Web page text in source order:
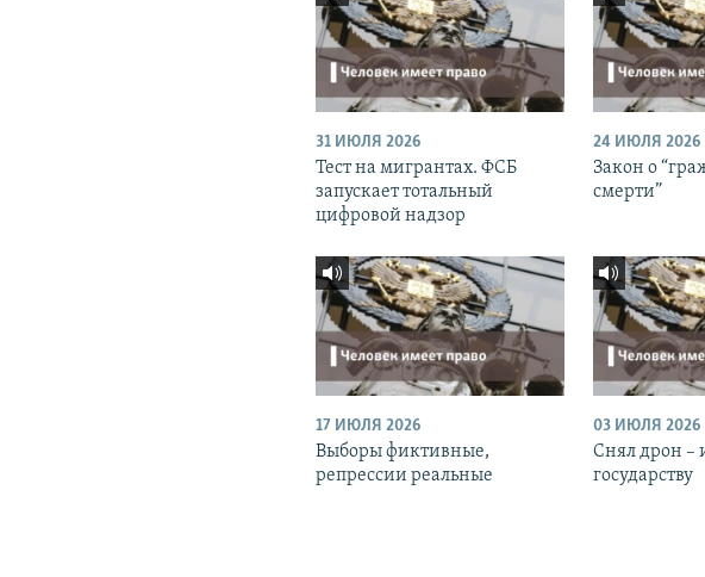
31 ИЮЛЯ 2026
Тест на мигрантах. ФСБ
запускает тотальный
цифровой надзор
24 ИЮЛЯ 2026
Закон о
смерти”
17 ИЮЛЯ 2026
Выборы фиктивные,
репрессии реальные
03 ИЮЛЯ 2026
Снял дрон –
государству